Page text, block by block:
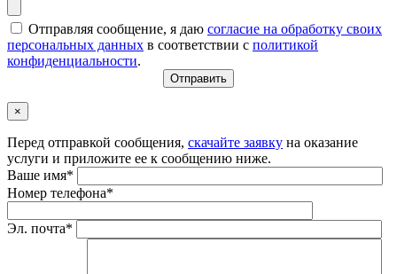
Отправляя сообщение, я даю согласие на обработку своих
персональных данных в соответствии с политикой
конфиденциальности.
×
Перед отправкой сообщения, скачайте заявку на оказание
услуги и приложите ее к сообщению ниже.
Ваше имя*
Номер телефона*
Эл. почта*